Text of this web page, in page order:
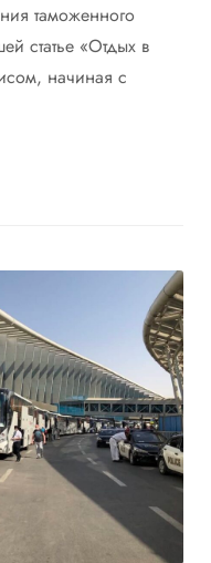
таможенного
статье «Отдых в
начиная с